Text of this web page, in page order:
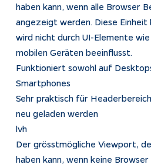
haben kann, wenn alle Browser
angezeigt werden. Diese
wird nicht durch UI-Elemente
mobilen Geräten beeinflusst.
Funktioniert sowohl auf
Smartphones
Sehr praktisch für
neu geladen werden
lvh
Der grösstmögliche Viewport,
haben kann, wenn keine